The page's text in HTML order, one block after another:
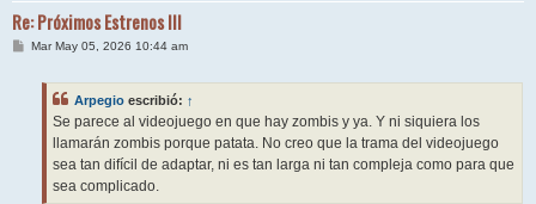
Re: Próximos Estrenos III
MMar May 05, 2026 10:44 am
Arpegio escribió: ↑
Se parece al videojuego en que hay zombis y ya. Y ni siquiera los
llamarán zombis porque patata. No creo que la trama del videojuego
sea tan difícil de adaptar, ni es tan larga ni tan compleja como para que
sea complicado.